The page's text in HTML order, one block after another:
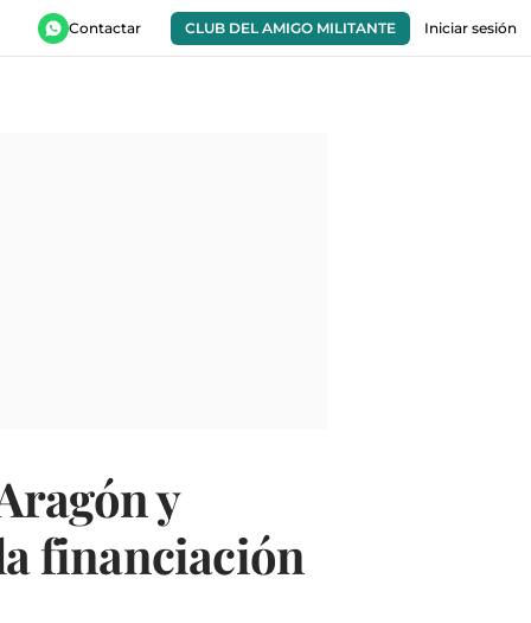
Contactar CLUB DEL AMIGO MILITANTE Iniciar sesión
y
financiación